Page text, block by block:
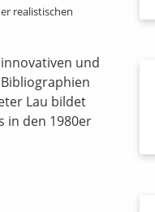
realistischen
und
Lau bildet
in den 1980er